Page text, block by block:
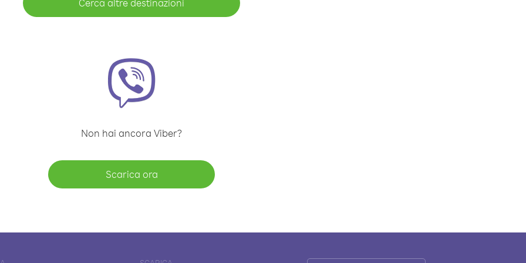
Cerca altre destinazioni
Non hai ancora Viber?
Scarica ora